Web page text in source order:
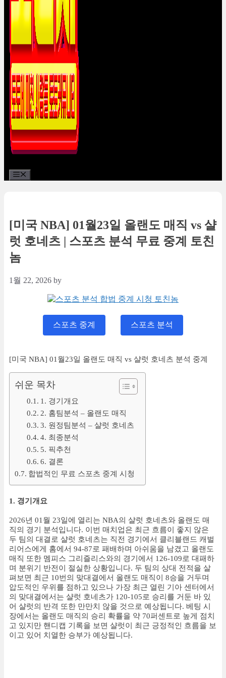
[미국 NBA] 01월23일 올랜도 매직 vs 샬
럿 호네츠 | 스포츠 분석 무료 중계 토친
놈
1월 22, 2026 by
스포츠 중계 스포츠 분석
[미국 NBA] 01월23일 올랜도 매직 vs 샬럿 호네츠 분석 중계
쉬운 목차
1. 경기개요
2. 홈팀분석 – 올랜도 매직
3. 원정팀분석 – 샬럿 호네츠
4. 최종분석
5. 픽추천
6. 결론
합법적인 무료 스포츠 중계 시청
1. 경기개요
2026년 01월 23일에 열리는 NBA의 샬럿 호네츠와 올랜도 매
직의 경기 분석입니다. 이번 매치업은 최근 흐름이 좋지 않은
두 팀의 대결로 샬럿 호네츠는 직전 경기에서 클리블랜드 캐벌
리어스에게 홈에서 94-87로 패배하며 아쉬움을 남겼고 올랜도
매직 또한 멤피스 그리즐리스와의 경기에서 126-109로 대패하
며 분위기 반전이 절실한 상황입니다. 두 팀의 상대 전적을 살
펴보면 최근 10번의 맞대결에서 올랜도 매직이 8승을 거두며
압도적인 우위를 점하고 있으나 가장 최근 열린 기아 센터에서
의 맞대결에서는 샬럿 호네츠가 120-105로 승리를 거둔 바 있
어 샬럿의 반격 또한 만만치 않을 것으로 예상됩니다. 베팅 시
장에서는 올랜도 매직의 승리 확률을 약 70퍼센트로 높게 점치
고 있지만 핸디캡 기록을 보면 샬럿이 최근 긍정적인 흐름을 보
이고 있어 치열한 승부가 예상됩니다.